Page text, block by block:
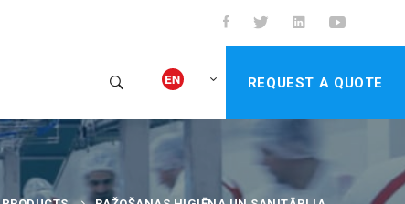
REQUEST A QUOTE